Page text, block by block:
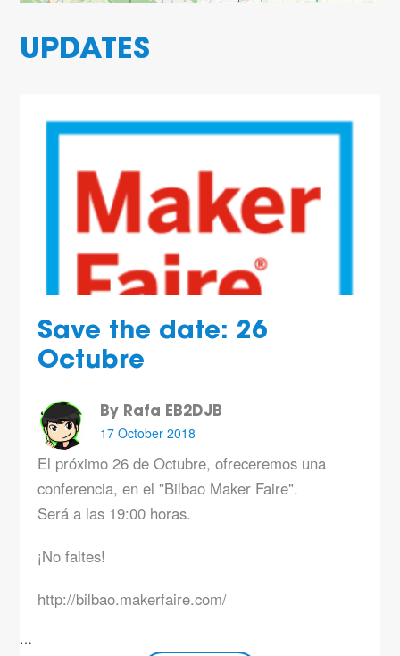
UPDATES
Save the date: 26
Octubre
By Rafa EB2DJB
17 October 2018
El próximo 26 de Octubre, ofreceremos una
conferencia, en el "Bilbao Maker Faire".
Será a las 19:00 horas.
¡No faltes!
http://bilbao.makerfaire.com/
…